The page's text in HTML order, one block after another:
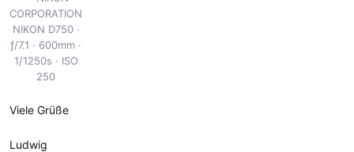
CORPORATION
NIKON D750
ƒ/7.1
600mm
1/1250s
ISO
250
Viele Grüße
Ludwig